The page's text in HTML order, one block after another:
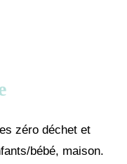
zéro déchet et
bébé, maison.